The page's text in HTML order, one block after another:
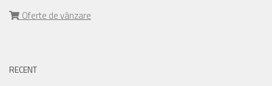
Oferte de vânzare
RECENT